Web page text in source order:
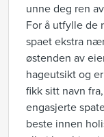
unne deg ren
For å utfylle de
spaet ekstra
østenden av
hageutsikt og
fikk sitt navn
engasjerte
beste innen